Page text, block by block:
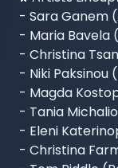
- Sara Ganem
- Maria Bavela
- Christina
- Niki Paksinou
- Magda
- Tania
- Eleni
- Christina